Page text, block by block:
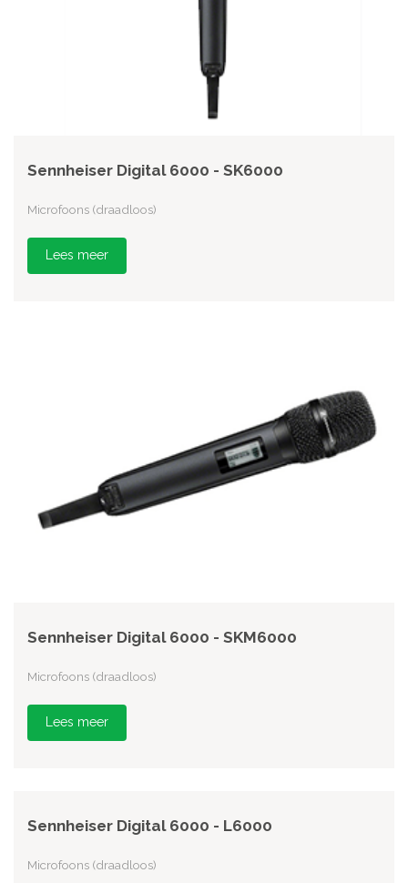
Sennheiser Digital 6000 - SK6000
Microfoons (draadloos)
Lees meer
Sennheiser Digital 6000 - SKM6000
Microfoons (draadloos)
Lees meer
Sennheiser Digital 6000 - L6000
Microfoons (draadloos)